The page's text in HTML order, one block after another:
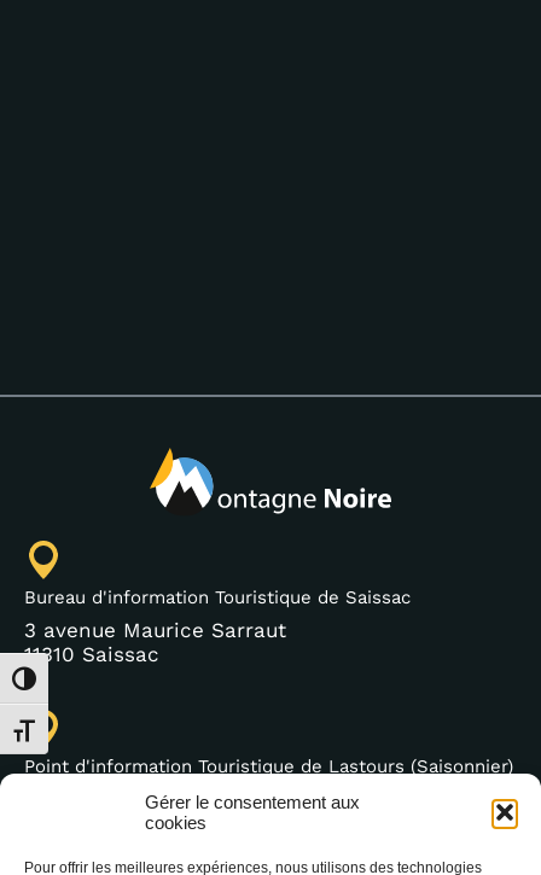
Gérer le consentement aux
cookies
Pour offrir les meilleures expériences, nous utilisons des technologies
Passer en contraste élevé
Changer la taille de la police
Bureau d'information Touristique de Saissac
3 avenue Maurice Sarraut
11310 Saissac
Point d'information Touristique de Lastours (Saisonnier)
4 moulin bas,
11600 Lastours